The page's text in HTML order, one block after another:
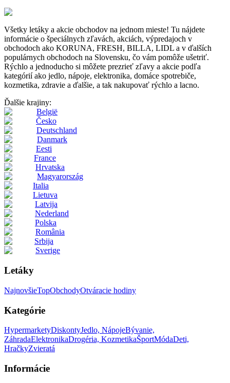
Všetky letáky a akcie obchodov na jednom mieste! Tu nájdete
informácie o špeciálnych zľavách, akciách, výpredajoch v
obchodoch ako KORUNA, FRESH, BILLA, LIDL a v ďalších
populárnych obchodoch na Slovensku, čo vám pomôže ušetriť.
Rýchlo a jednoducho si môžete prezrieť zľavy a akcie podľa
kategórií ako jedlo, nápoje, elektronika, domáce spotrebiče,
kozmetika, zdravie a ďalšie, a tak nakupovať rýchlo a lacno.
Ďalšie krajiny:
België
Česko
Deutschland
Danmark
Eesti
France
Hrvatska
Magyarország
Italia
Lietuva
Latvija
Nederland
Polska
România
Srbija
Sverige
Letáky
NajnovšieTopObchodyOtváracie hodiny
Kategórie
HypermarketyDiskontyJedlo, NápojeBývanie,
ZáhradaElektronikaDrogéria, KozmetikaŠportMódaDeti,
HračkyZvieratá
Informácie